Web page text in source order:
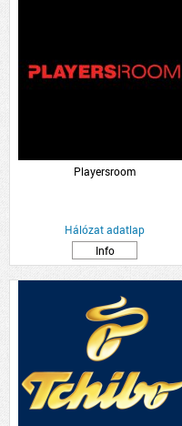
Playersroom
Hálózat adatlap
Info